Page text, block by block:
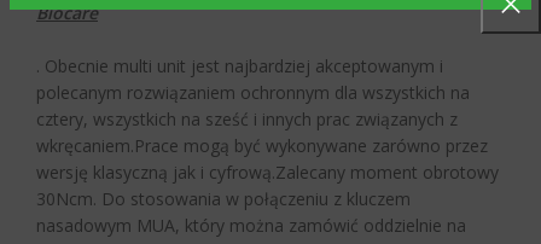
Biocare
. Obecnie multi unit jest najbardziej akceptowanym i
polecanym rozwiązaniem ochronnym dla wszystkich na
cztery, wszystkich na sześć i innych prac związanych z
wkręcaniem.Prace mogą być wykonywane zarówno przez
wersję klasyczną jak i cyfrową.Zalecany moment obrotowy
30Ncm. Do stosowania w połączeniu z kluczem
nasadowym MUA, który można zamówić oddzielnie na